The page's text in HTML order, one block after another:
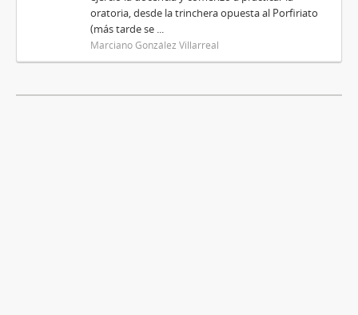
oratoria, desde la trinchera opuesta al Porfiriato
(más tarde se ...
Marciano González Villarreal